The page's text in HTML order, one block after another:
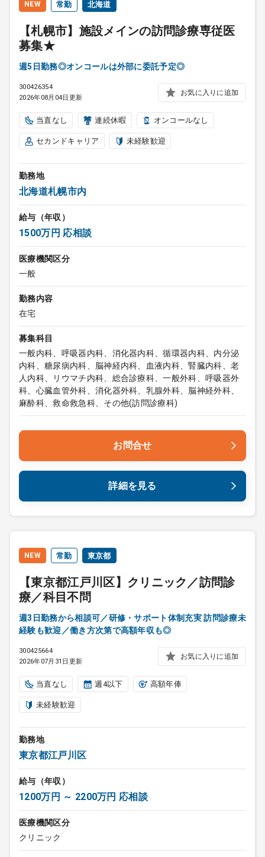
NEW 常勤 北海道
【札幌市】施設メインの訪問診療専従医
募集★
週5日勤務◎オンコールは外部に委託予定◎
300426354
2026年08月04日更新
お気に入りに追加
当直なし 連続休暇 オンコールなし
セカンドキャリア 未経験歓迎
勤務地
北海道札幌市内
給与（年収）
1500万円 応相談
医療機関区分
一般
勤務内容
在宅
募集科目
一般内科、呼吸器内科、消化器内科、循環器内科、内分泌
内科、糖尿病内科、脳神経内科、血液内科、腎臓内科、老
人内科、リウマチ内科、総合診療科、一般外科、呼吸器外
科、心臓血管外科、消化器外科、乳腺外科、脳神経外科、
麻酔科、救命救急科、その他(訪問診療科)
お問合せ
詳細を見る
NEW 常勤 東京都
【東京都江戸川区】クリニック／訪問診
療／科目不問
週3日勤務から相談可／研修・サポート体制充実 訪問診療未
経験も歓迎／働き方次第で高額年収も◎
300425664
2026年07月31日更新
お気に入りに追加
当直なし 週4以下 高額年俸
未経験歓迎
勤務地
東京都江戸川区
給与（年収）
1200万円 ～ 2200万円 応相談
医療機関区分
クリニック